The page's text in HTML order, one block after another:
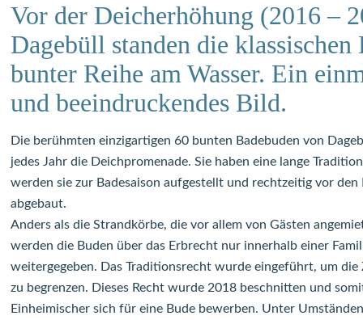
Vor der Deicherhöhung (2016 –
Dagebüll standen die klassischen
bunter Reihe am Wasser. Ein
und beeindruckendes Bild.
Die berühmten einzigartigen 60 bunten Badebuden von
jedes Jahr die Deichpromenade. Sie haben eine lange
werden sie zur Badesaison aufgestellt und rechtzeitig vor
abgebaut.
Anders als die Strandkörbe, die vor allem von Gästen
werden die Buden über das Erbrecht nur innerhalb einer
weitergegeben. Das Traditionsrecht wurde eingeführt, um die
zu begrenzen. Dieses Recht wurde 2018 beschnitten und
Einheimischer sich für eine Bude bewerben. Unter